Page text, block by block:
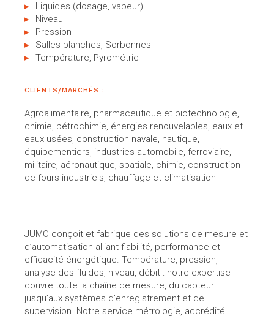
Liquides (dosage, vapeur)
Niveau
Pression
Salles blanches, Sorbonnes
Température, Pyrométrie
CLIENTS/MARCHÉS :
Agroalimentaire, pharmaceutique et biotechnologie,
chimie, pétrochimie, énergies renouvelables, eaux et
eaux usées, construction navale, nautique,
équipementiers, industries automobile, ferroviaire,
militaire, aéronautique, spatiale, chimie, construction
de fours industriels, chauffage et climatisation
JUMO conçoit et fabrique des solutions de mesure et
d’automatisation alliant fiabilité, performance et
efficacité énergétique. Température, pression,
analyse des fluides, niveau, débit : notre expertise
couvre toute la chaîne de mesure, du capteur
jusqu’aux systèmes d’enregistrement et de
supervision. Notre service métrologie, accrédité